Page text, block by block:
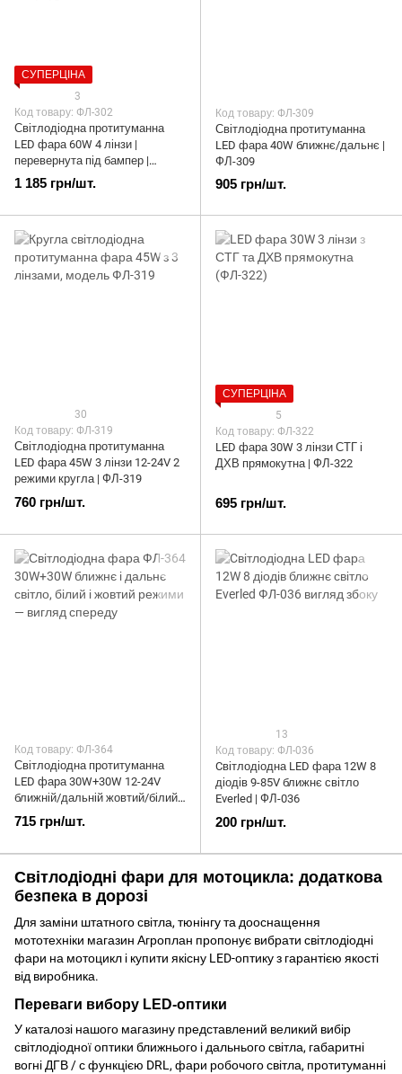
СУПЕРЦІНА
3
Код товару: ФЛ-302
Світлодіодна протитуманна
LED фара 60W 4 лінзи |
перевернута під бампер |
ФЛ-302
1 185 грн/шт.
Код товару: ФЛ-309
Світлодіодна протитуманна
LED фара 40W ближнє/дальнє |
ФЛ-309
905 грн/шт.
30
Код товару: ФЛ-319
Світлодіодна протитуманна
LED фара 45W 3 лінзи 12-24V 2
режими кругла | ФЛ-319
760 грн/шт.
СУПЕРЦІНА
5
Код товару: ФЛ-322
LED фара 30W 3 лінзи СТГ і
ДХВ прямокутна | ФЛ-322
695 грн/шт.
Код товару: ФЛ-364
Світлодіодна протитуманна
LED фара 30W+30W 12-24V
ближній/дальній жовтий/білий |
ФЛ-364
715 грн/шт.
13
Код товару: ФЛ-036
Cвітлодіодна LED фара 12W 8
діодів 9-85V ближнє світло
Everled | ФЛ-036
200 грн/шт.
Світлодіодні фари для мотоцикла: додаткова
безпека в дорозі
Для заміни штатного світла, тюнінгу та дооснащення
мототехніки магазин Агроплан пропонує вибрати світлодіодні
фари на мотоцикл і купити якісну LED-оптику з гарантією якості
від виробника.
Переваги вибору LED-оптики
У каталозі нашого магазину представлений великий вибір
світлодіодної оптики ближнього і дальнього світла, габаритні
вогні ДГВ / с функцією DRL, фари робочого світла, протитуманні